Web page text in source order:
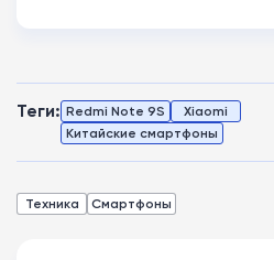
Теги: Redmi Note 9S
Xiaomi
Китайские смартфоны
Техника Смартфоны